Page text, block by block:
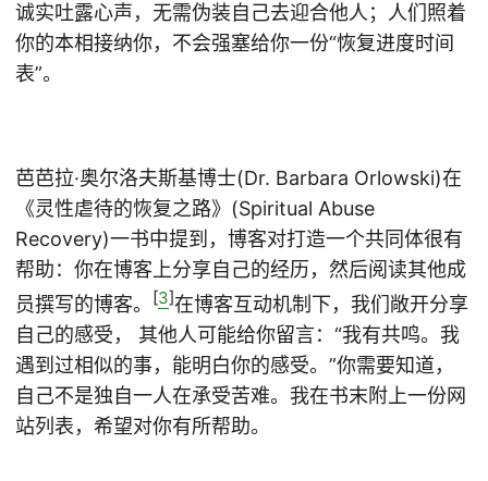
诚实吐露心声，无需伪装自己去迎合他人；人们照着
你的本相接纳你，不会强塞给你一份“恢复进度时间
表”。
芭芭拉·奥尔洛夫斯基博士(Dr. Barbara Orlowski)在
《灵性虐待的恢复之路》(Spiritual Abuse
Recovery)一书中提到，博客对打造一个共同体很有
帮助：你在博客上分享自己的经历，然后阅读其他成
员撰写的博客。
[3]在博客互动机制下，我们敞开分享
自己的感受， 其他人可能给你留言：“我有共鸣。我
遇到过相似的事，能明白你的感受。”你需要知道，
自己不是独自一人在承受苦难。我在书末附上一份网
站列表，希望对你有所帮助。